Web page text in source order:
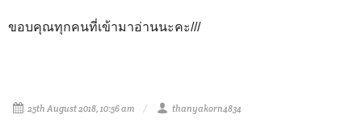
ขอบคุณทุกคนที่เข้ามาอ่านนะคะ///
25th August 2018, 10:56 am thanyakorn4834